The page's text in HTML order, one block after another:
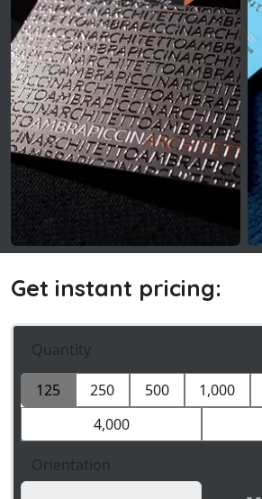
Get instant pricing:
Quantity
125 250 500 1,000
4,000
Orders are validly fulfilled with
quantity of +/- 5%
Orientation